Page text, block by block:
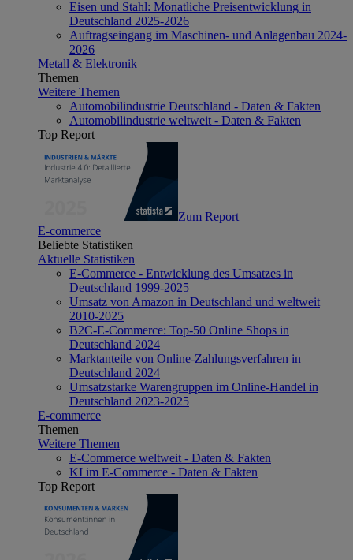
Eisen und Stahl: Monatliche Preisentwicklung in
Deutschland 2025-2026
Auftragseingang im Maschinen- und Anlagenbau 2024-
2026
Metall & Elektronik
Themen
Weitere Themen
Automobilindustrie Deutschland - Daten & Fakten
Automobilindustrie weltweit - Daten & Fakten
Top Report
Zum Report
E-commerce
Beliebte Statistiken
Aktuelle Statistiken
E-Commerce - Entwicklung des Umsatzes in
Deutschland 1999-2025
Umsatz von Amazon in Deutschland und weltweit
2010-2025
B2C-E-Commerce: Top-50 Online Shops in
Deutschland 2024
Marktanteile von Online-Zahlungsverfahren in
Deutschland 2024
Umsatzstarke Warengruppen im Online-Handel in
Deutschland 2023-2025
E-commerce
Themen
Weitere Themen
E-Commerce weltweit - Daten & Fakten
KI im E-Commerce - Daten & Fakten
Top Report